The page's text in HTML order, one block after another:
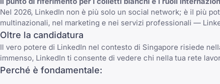
Nel 2026, LinkedIn non è più solo un social network; è il più
multinazionali, nel marketing e nei servizi professionali —
Oltre la candidatura
Il vero potere di LinkedIn nel contesto di Singapore risiede
immenso, LinkedIn ti consente di vedere chi nella tua rete
Perché è fondamentale: